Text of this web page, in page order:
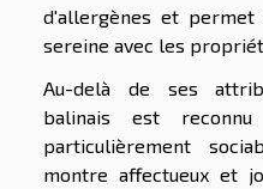
d'allergènes et permet
sereine avec les
Au-delà de ses
balinais est
particulièrement
montre affectueux et